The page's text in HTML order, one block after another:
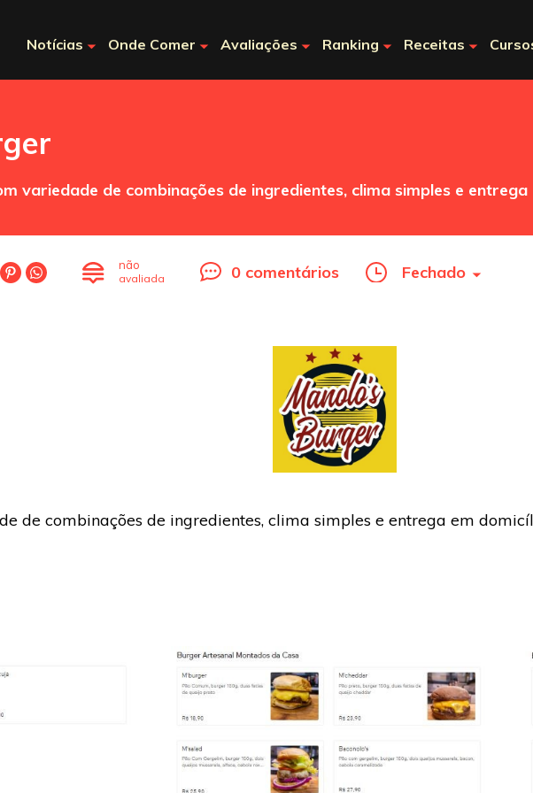
Notícias Onde Comer Avaliações Ranking Receitas
variedade de combinações de ingredientes, clima simples e entrega
não
avaliada 0 comentários Fechado
de combinações de ingredientes, clima simples e entrega em